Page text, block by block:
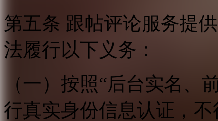
第五条 跟帖评论服务提
法履行以下义务：
（一）按照“后台实名、
行真实身份信息认证，